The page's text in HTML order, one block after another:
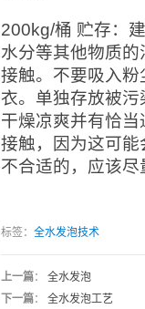
200kg/桶 贮存：
水分等其他物质
接触。不要吸入
衣。单独存放被
干燥凉爽并有恰
接触，因为这可
不合适的，应该尽
标签： 全水发泡技术
上一篇： 全水发泡
下一篇： 全水发泡工艺